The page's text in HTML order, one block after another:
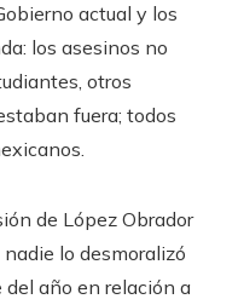
actual y los
los asesinos no
otros
fuera; todos
de López Obrador
lo desmoralizó
del año en relación a